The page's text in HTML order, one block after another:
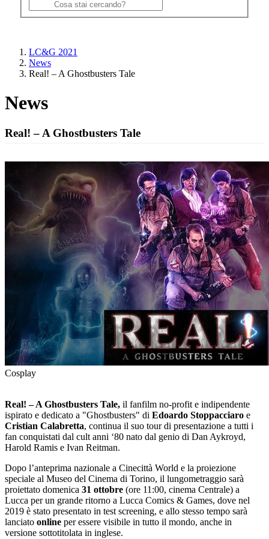
LC&G 2021
News
Real! – A Ghostbusters Tale
News
Real! – A Ghostbusters Tale
Cosplay
Real! – A Ghostbusters Tale, il fanfilm no-profit e indipendente
ispirato e dedicato a "Ghostbusters" di Edoardo Stoppacciaro e
Cristian Calabretta, continua il suo tour di presentazione a tutti i
fan conquistati dal cult anni ‘80 nato dal genio di Dan Aykroyd,
Harold Ramis e Ivan Reitman.
Dopo l’anteprima nazionale a Cinecittà World e la proiezione
speciale al Museo del Cinema di Torino, il lungometraggio sarà
proiettato domenica 31 ottobre (ore 11:00, cinema Centrale) a
Lucca per un grande ritorno a Lucca Comics & Games, dove nel
2019 è stato presentato in test screening, e allo stesso tempo sarà
lanciato online per essere visibile in tutto il mondo, anche in
versione sottotitolata in inglese.